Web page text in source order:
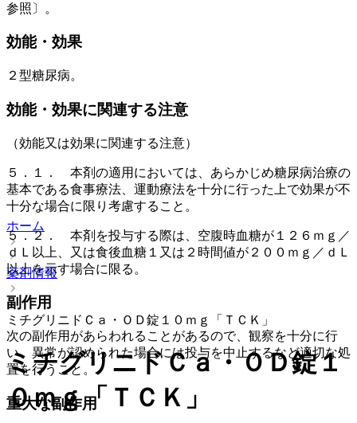
参照〕。
効能・効果
２型糖尿病。
効能・効果に関連する注意
（効能又は効果に関連する注意）
５．１． 本剤の適用においては、あらかじめ糖尿病治療の
基本である食事療法、運動療法を十分に行った上で効果が不
十分な場合に限り考慮すること。
５．２． 本剤を投与する際は、空腹時血糖が１２６ｍｇ／
ｄＬ以上、又は食後血糖１又は２時間値が２００ｍｇ／ｄＬ
以上を示す場合に限る。
副作用
次の副作用があらわれることがあるので、観察を十分に行
い、異常が認められた場合には投与を中止するなど適切な処
置を行うこと。
重大な副作用
ホーム
薬剤情報
ミチグリニドＣａ・ＯＤ錠１０ｍｇ「ＴＣＫ」
ミチグリニドＣａ・ＯＤ錠１
０ｍｇ「ＴＣＫ」